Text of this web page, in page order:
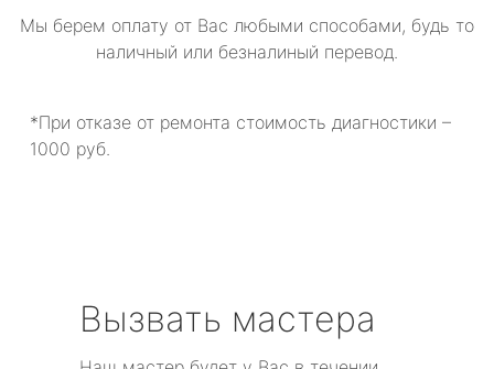
Мы берем оплату от Вас любыми способами, будь то
наличный или безналиный перевод.
*При отказе от ремонта стоимость диагностики –
1000 руб.
Вызвать мастера